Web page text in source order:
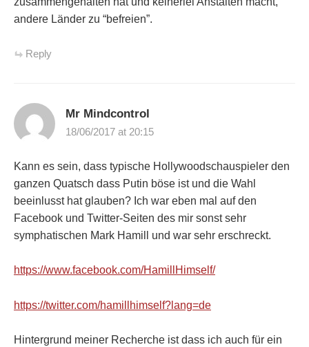
andere Länder zu “befreien”.
Reply
Mr Mindcontrol
18/06/2017 at 20:15
Kann es sein, dass typische Hollywoodschauspieler den
ganzen Quatsch dass Putin böse ist und die Wahl
beeinlusst hat glauben? Ich war eben mal auf den
Facebook und Twitter-Seiten des mir sonst sehr
symphatischen Mark Hamill und war sehr erschreckt.
https://www.facebook.com/HamillHimself/
https://twitter.com/hamillhimself?lang=de
Hintergrund meiner Recherche ist dass ich auch für ein